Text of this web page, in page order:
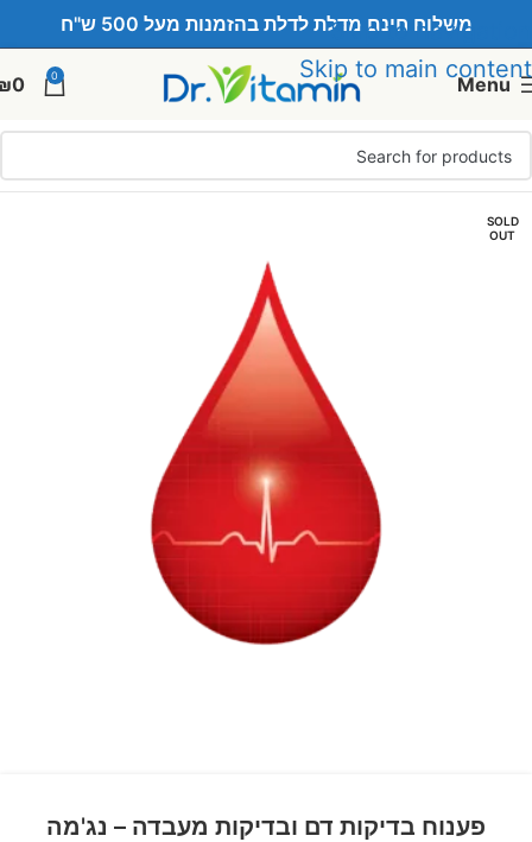
Skip to navigation
Skip to main content
משלוח חינם מדלת לדלת בהזמנות מעל 500 ש"ח
Menu
0
0
SOLD
OUT
פענוח בדיקות דם ובדיקות מעבדה – נג'מה